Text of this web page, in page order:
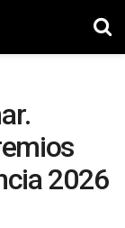
2026